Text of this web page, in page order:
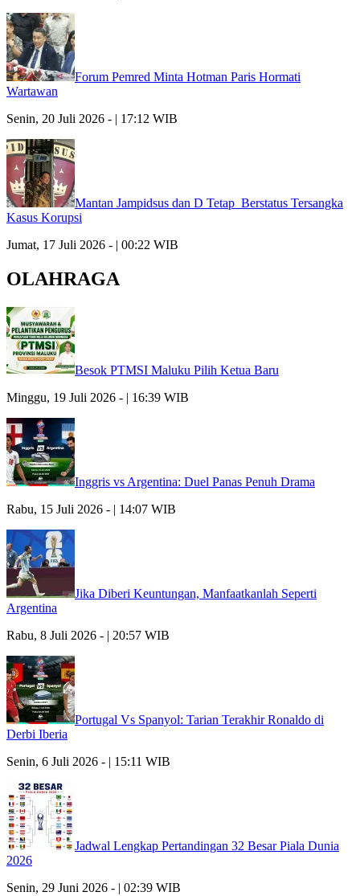
Forum Pemred Minta Hotman Paris Hormati
Wartawan
Senin, 20 Juli 2026 - | 17:12 WIB
Mantan Jampidsus dan D Tetap Berstatus Tersangka
Kasus Korupsi
Jumat, 17 Juli 2026 - | 00:22 WIB
OLAHRAGA
Besok PTMSI Maluku Pilih Ketua Baru
Minggu, 19 Juli 2026 - | 16:39 WIB
Inggris vs Argentina: Duel Panas Penuh Drama
Rabu, 15 Juli 2026 - | 14:07 WIB
Jika Diberi Keuntungan, Manfaatkanlah Seperti
Argentina
Rabu, 8 Juli 2026 - | 20:57 WIB
Portugal Vs Spanyol: Tarian Terakhir Ronaldo di
Derbi Iberia
Senin, 6 Juli 2026 - | 15:11 WIB
Jadwal Lengkap Pertandingan 32 Besar Piala Dunia
2026
Senin, 29 Juni 2026 - | 02:39 WIB